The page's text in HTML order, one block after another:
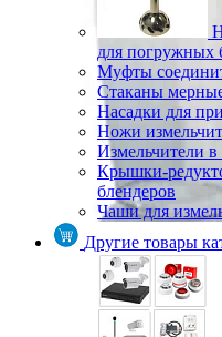
для погружных
Муфты
Стаканы
Насадки для
Ножи
Измельчители
Крышки-
блендеров
Чаши для
Другие товары